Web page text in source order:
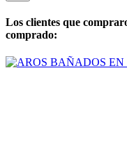
Los clientes que
comprado: